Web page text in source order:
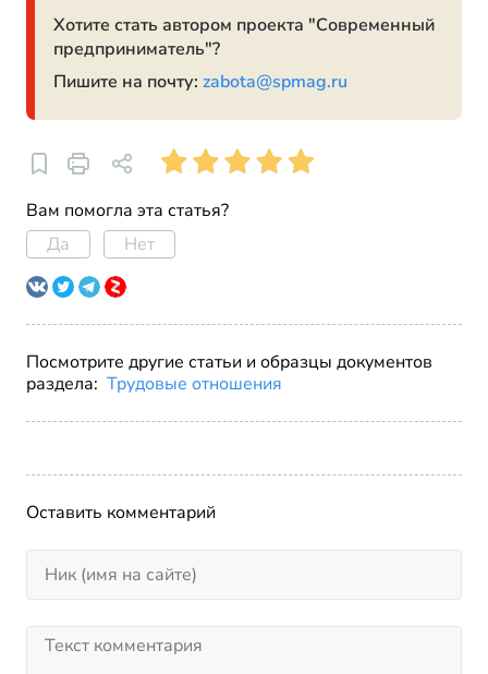
Хотите стать автором проекта "Современный
предприниматель"?
Пишите на почту: zabota@spmag.ru
Вам помогла эта статья?
Да
Нет
Посмотрите другие статьи и образцы документов
раздела: Трудовые отношения
Оставить комментарий